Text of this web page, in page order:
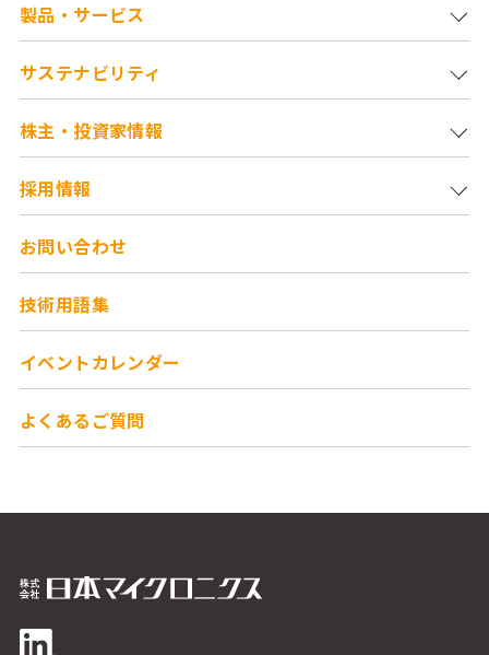
製品・サービス
サステナビリティ
株主・投資家情報
採用情報
お問い合わせ
技術用語集
イベントカレンダー
よくあるご質問